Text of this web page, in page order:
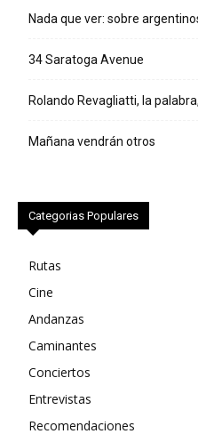
Nada que ver: sobre
34 Saratoga Avenue
Rolando Revagliatti, la
Mañana vendrán otros
Categorias Populares
Rutas
Cine
Andanzas
Caminantes
Conciertos
Entrevistas
Recomendaciones